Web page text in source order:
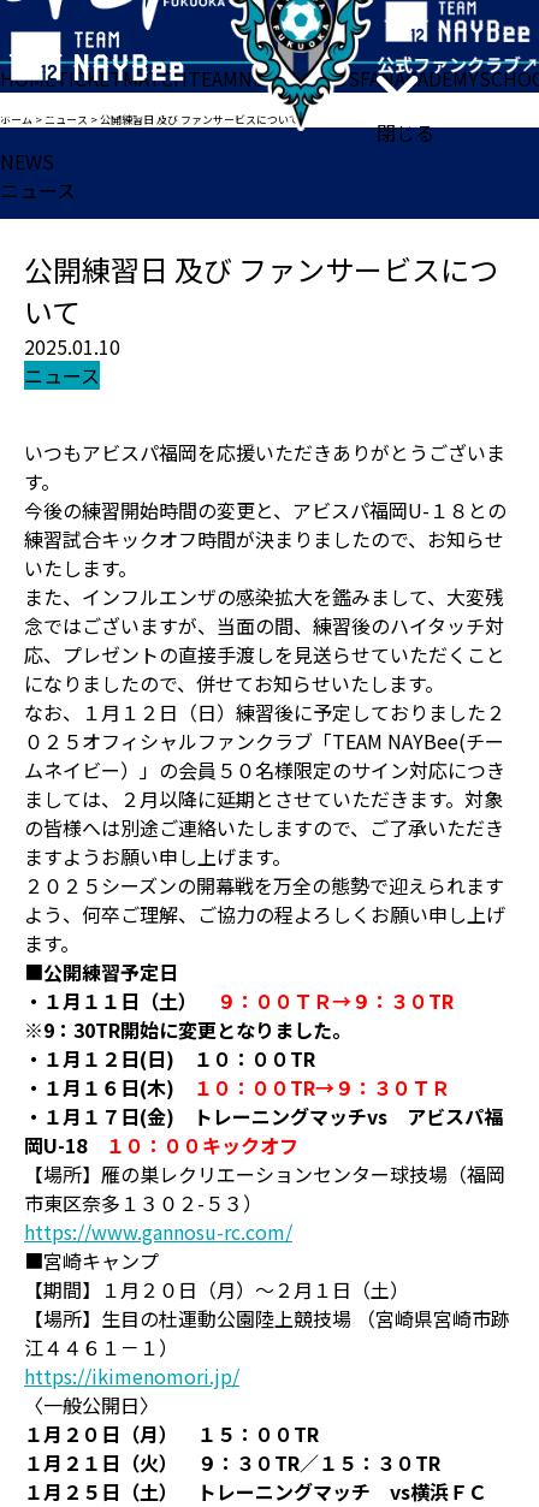
閉じる
HOMETICKETMATCHTEAMNEWSGOODSFANACADEMY
ホーム >ニュース >公開練習日 及び ファンサービスについて
NEWS
ニュース
公開練習日 及び ファンサービスにつ
いて
2025.01.10
ニュース
いつもアビスパ福岡を応援いただきありがとうございま
す。
今後の練習開始時間の変更と、アビスパ福岡U-１８との
練習試合キックオフ時間が決まりましたので、お知らせ
いたします。
また、インフルエンザの感染拡大を鑑みまして、大変残
念ではございますが、当面の間、練習後のハイタッチ対
応、プレゼントの直接手渡しを見送らせていただくこと
になりましたので、併せてお知らせいたします。
なお、１月１２日（日）練習後に予定しておりました２
０２５オフィシャルファンクラブ「TEAM NAYBee(チー
ムネイビー）」の会員５０名様限定のサイン対応につき
ましては、２月以降に延期とさせていただきます。対象
の皆様へは別途ご連絡いたしますので、ご了承いただき
ますようお願い申し上げます。
２０２５シーズンの開幕戦を万全の態勢で迎えられます
よう、何卒ご理解、ご協力の程よろしくお願い申し上げ
ます。
■公開練習予定日
・１月１１日（土）
９：００ＴＲ→９：３０TR
※9：30TR開始に変更となりました。
・１月１２日(日) １０：００TR
・１月１６日(木)
１０：００TR→９：３０ＴＲ
・１月１７日(金) トレーニングマッチvs アビスパ福
岡U-18
１０：００キックオフ
【場所】雁の巣レクリエーションセンター球技場（福岡
市東区奈多１３０２-５３）
https://www.gannosu-rc.com/
■宮崎キャンプ
【期間】１月２０日（月）～２月１日（土）
【場所】生目の杜運動公園陸上競技場 （宮崎県宮崎市跡
江４４６１－１）
https://ikimenomori.jp/
〈一般公開日〉
１月２０日（月） １５：００TR
１月２１日（火） ９：３０TR／１５：３０TR
１月２５日（土） トレーニングマッチ vs横浜ＦＣ